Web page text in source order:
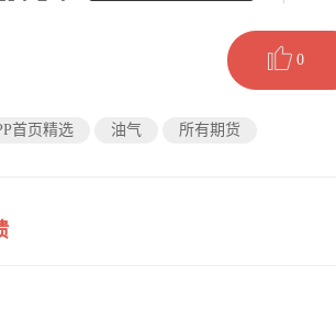
0
首页精选 油气 所有期货